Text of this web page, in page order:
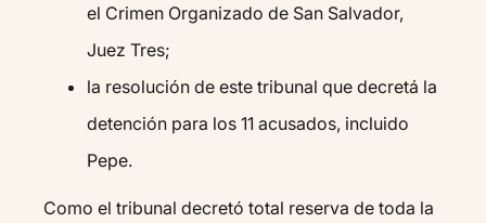
el Crimen Organizado de San Salvador,
Juez Tres;
la resolución de este tribunal que decretá la
detención para los 11 acusados, incluido
Pepe.
Como el tribunal decretó total reserva de toda la